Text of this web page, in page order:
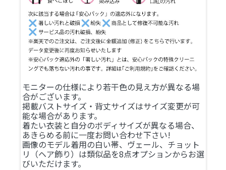
モニターの仕様により若干色の見え方が異なる場
合がございます。
掲載バストサイズ・背丈サイズはサイズ変更が可
能な場合があります。
着たい衣装と自分のボディサイズが異なる場合、
あきらめる前に一度お問い合わせ下さい!
画像のモデル着用の白い帯、ヴェール、チョット
リ（ヘア飾り）は類似品を8点オプションからお選
びいただけます。